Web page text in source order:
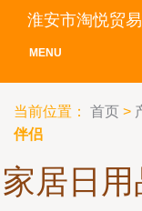
淮安市淘悦贸
MENU
当前位置： 首页 >
伴侣
家居日